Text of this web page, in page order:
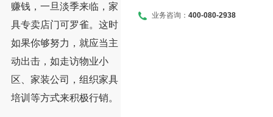
赚钱，一旦淡季来临，家
具专卖店门可罗雀。这时
如果你够努力，就应当主
动出击，如走访物业小
区、家装公司，组织家具
培训等方式来积极行销。
业务咨询： 400-080-2938